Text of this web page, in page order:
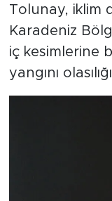
Tolunay, iklim
Karadeniz
iç kesimlerine
yangını